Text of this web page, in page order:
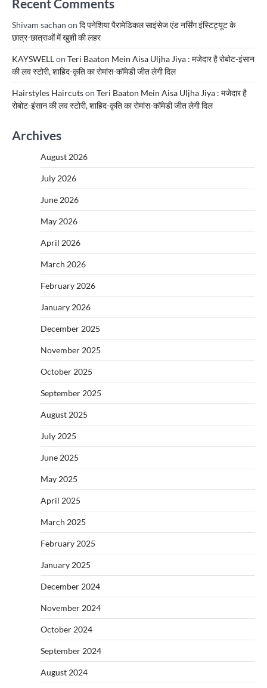
Recent Comments
Shivam sachan on दि पनेशिया पैरामेडिकल साइंसेज एंड नर्सिंग इंस्टिट्यूट के
छात्र-छात्राओं में खुशी की लहर
KAYSWELLon Teri Baaton Mein Aisa Uljha Jiya : मजेदार है रोबोट-इंसान
की लव स्टोरी, शाहिद-कृति का रोमांस-कॉमेडी जीत लेगी दिल
Hairstyles Haircutson Teri Baaton Mein Aisa Uljha Jiya : मजेदार है
रोबोट-इंसान की लव स्टोरी, शाहिद-कृति का रोमांस-कॉमेडी जीत लेगी दिल
Archives
August 2026
July 2026
June 2026
May 2026
April 2026
March 2026
February 2026
January 2026
December 2025
November 2025
October 2025
September 2025
August 2025
July 2025
June 2025
May 2025
April 2025
March 2025
February 2025
January 2025
December 2024
November 2024
October 2024
September 2024
August 2024